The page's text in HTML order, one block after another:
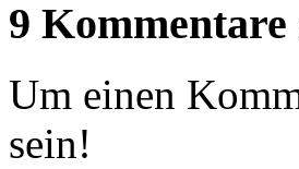
9 Kommentare
Um einen
sein!